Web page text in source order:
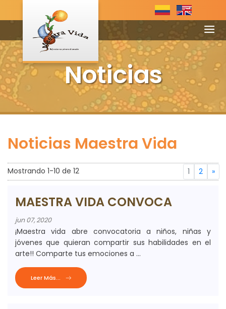
Noticias
Noticias Maestra Vida
1 (Página
Ir a la
2 »
Mostrando 1-10 de 12
MAESTRA VIDA CONVOCA
jun 07, 2020
¡Maestra vida abre convocatoria a niños, niñas y
jóvenes que quieran compartir sus habilidades en el
arte!! Comparte tus emociones a ...
Leer Más...